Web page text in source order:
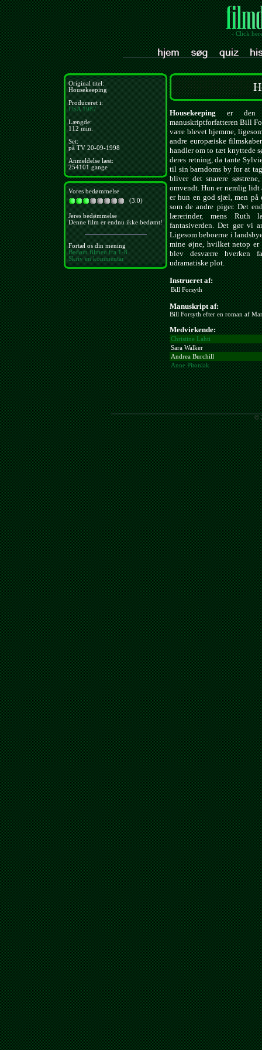
- Click
Original titel:
Housekeeping
Produceret i:
USA 1987
Længde:
112 min.
Set:
på TV 20-09-1998
Anmeldelse læst:
254101 gange
Vores bedømmelse
(3.0)
Jeres bedømmelse
Denne film er endnu ikke bedømt!
Fortæl os din mening
Bedøm filmen fra 1-8
Skriv en kommentar
Housekeepinger den
manuskriptforfatteren Bill
være blevet hjemme,
andre europæiske
handler om to tæt knyttede
deres retning, da tante
til sin barndoms by for at
bliver det snarere
omvendt. Hun er nemlig lidt
er hun en god sjæl, men
som de andre piger. Det
lærerinder, mens Ruth
fantasiverden. Det gør vi
Ligesom beboerne i
mine øjne, hvilket netop er
blev desværre hverken
udramatiske plot.
Instrueret af:
Bill Forsyth
Manuskript af:
Bill Forsyth efter en roman af
Medvirkende:
Christine Lahti
Sara Walker
Andrea Burchill
Anne Pitoniak
©